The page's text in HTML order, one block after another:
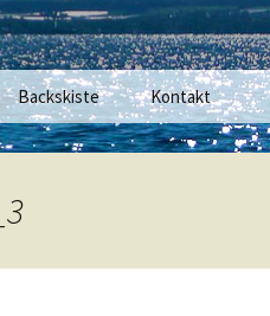
Backskiste Kontakt